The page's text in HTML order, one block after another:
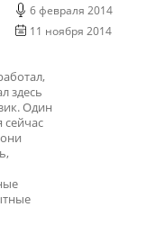
6 февраля 2014
11 ноября 2014
здесь
Один
сейчас